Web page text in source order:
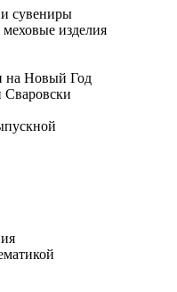
сувениры
изделия
на Новый Год
Сваровски